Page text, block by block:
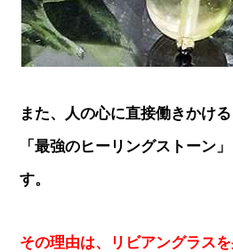
また、人の心に直接働きかけ
「最強のヒーリングストーン
す。
その理由は、リビアングラス